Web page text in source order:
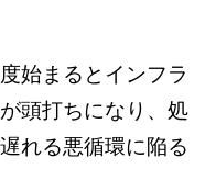
始まるとインフラ
頭打ちになり、処
れる悪循環に陥る